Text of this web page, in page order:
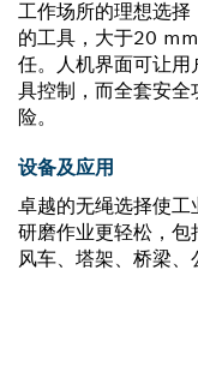
工作场所的理想选
的工具，大于20
任。人机界面可让
具控制，而全套安
险。
设备及应用
卓越的无绳选择使
研磨作业更轻松，包
风车、塔架、桥梁、